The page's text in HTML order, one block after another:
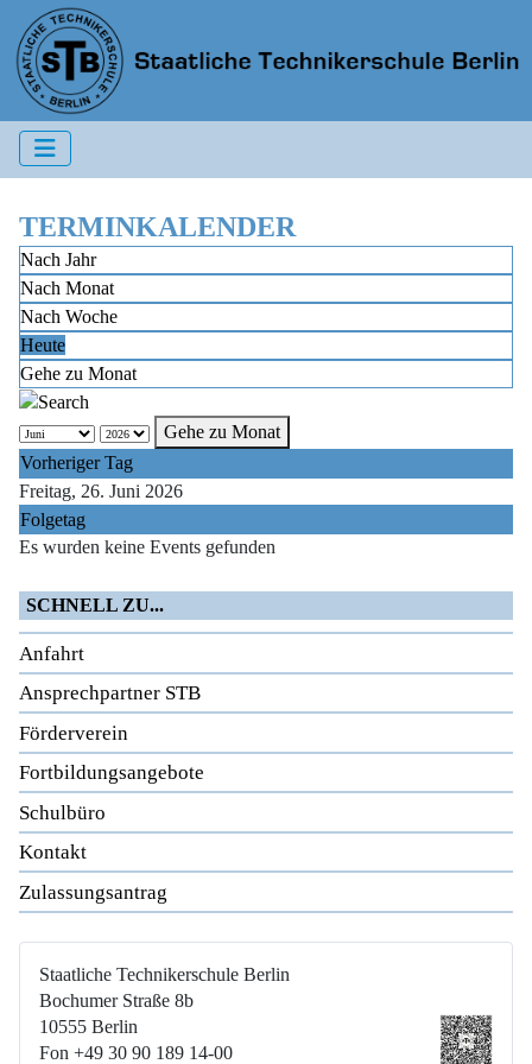
TERMINKALENDER
Nach Jahr
Nach Monat
Nach Woche
Heute
Gehe zu Monat
Gehe zu Monat
Vorheriger Tag
Freitag, 26. Juni 2026
Folgetag
Es wurden keine Events gefunden
SCHNELL ZU...
Anfahrt
Ansprechpartner STB
Förderverein
Fortbildungsangebote
Schulbüro
Kontakt
Zulassungsantrag
Staatliche Technikerschule Berlin
Bochumer Straße 8b
10555 Berlin
Fon +49 30 90 189 14-00